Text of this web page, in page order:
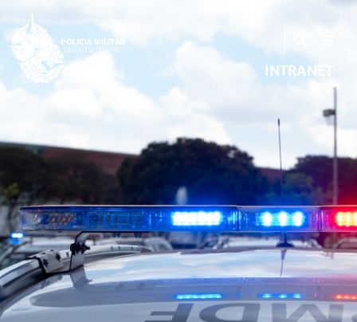
INTRANET